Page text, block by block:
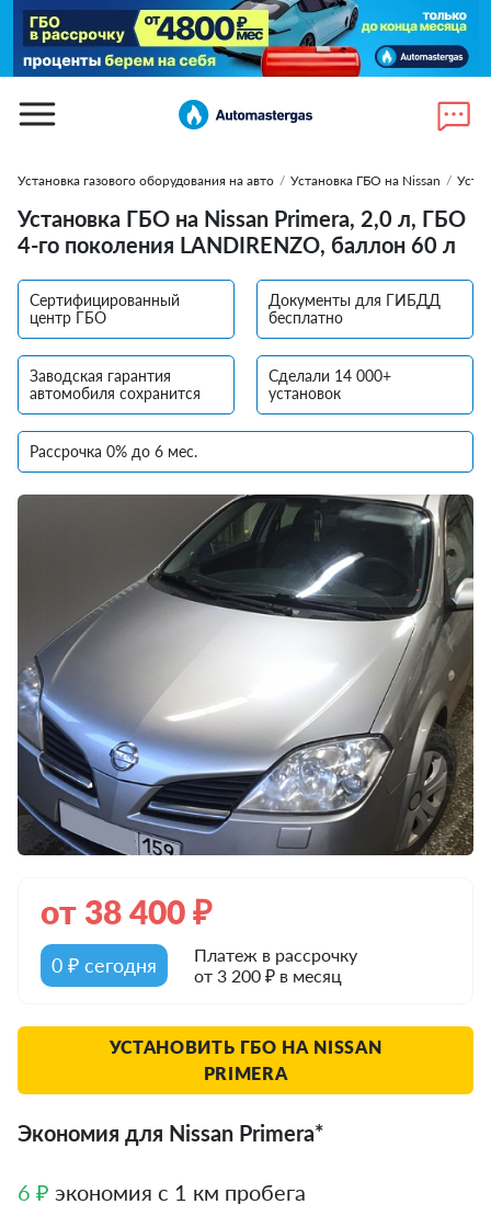
Установка газового оборудования на авто / Установка ГБО на Nissan /
Установка ГБО на Nissan Primera, 2,0 л, ГБО
4-го поколения LANDIRENZO, баллон 60 л
Сертифицированный
центр ГБО
Документы для ГИБДД
бесплатно
Заводская гарантия
автомобиля сохранится
Сделали 14 000+
установок
Рассрочка 0% до 6 мес.
от 38 400₽
0 ₽ сегодня
Платеж в рассрочку
от 3 200 ₽ в месяц
УСТАНОВИТЬ ГБО НА NISSAN
PRIMERA
Экономия для Nissan Primera*
6 ₽ экономия с 1 км пробега